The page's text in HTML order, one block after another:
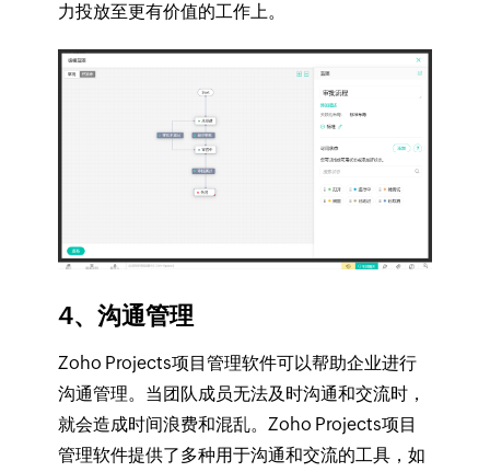
力投放至更有价值的工作上。
4、沟通管理
Zoho Projects项目管理软件可以帮助企业进行
沟通管理。当团队成员无法及时沟通和交流时，
就会造成时间浪费和混乱。Zoho Projects项目
管理软件提供了多种用于沟通和交流的工具，如